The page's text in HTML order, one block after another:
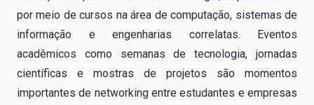
por meio de cursos na área de computação, sistemas de
informação e engenharias correlatas. Eventos
acadêmicos como semanas de tecnologia, jornadas
científicas e mostras de projetos são momentos
importantes de networking entre estudantes e empresas